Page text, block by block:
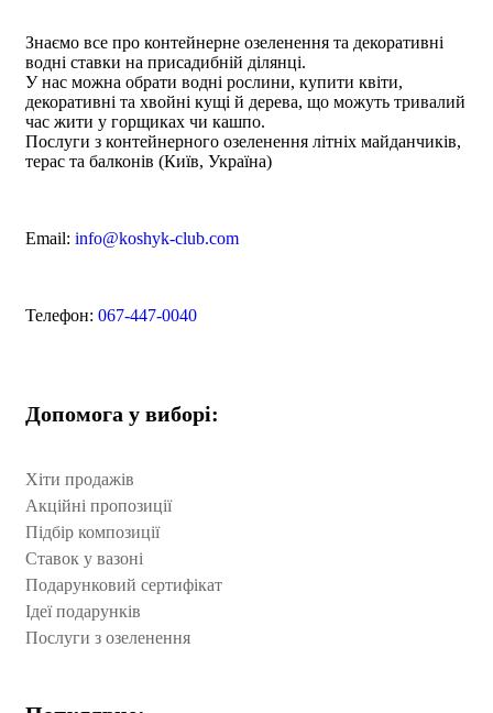
Знаємо все про контейнерне озеленення та декоративні
водні ставки на присадибній ділянці.
У нас можна обрати водні рослини, купити квіти,
декоративні та хвойні кущі й дерева, що можуть тривалий
час жити у горщиках чи кашпо.
Послуги з контейнерного озеленення літніх майданчиків,
терас та балконів (Київ, Україна)
Email: info@koshyk-club.com
Телефон: 067-447-0040
Допомога у виборі:
Хіти продажів
Акційні пропозиції
Підбір композиції
Ставок у вазоні
Подарунковий сертифікат
Ідеї подарунків
Послуги з озеленення